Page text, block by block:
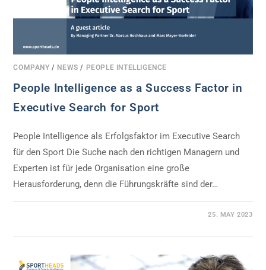
COMPANY / NEWS / PEOPLE INTELLIGENCE
People Intelligence as a Success Factor in
Executive Search for Sport
People Intelligence als Erfolgsfaktor im Executive Search
für den Sport Die Suche nach den richtigen Managern und
Experten ist für jede Organisation eine große
Herausforderung, denn die Führungskräfte sind der…
25. MAY 2023